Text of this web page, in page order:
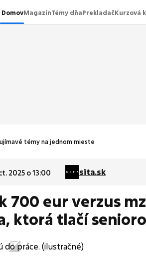
DomovMagazínTémy dňaPrekladačKurzová
témy na jednom mieste
2025 o 13:00 sita.sk
700 eur verzus
ktorá tlačí